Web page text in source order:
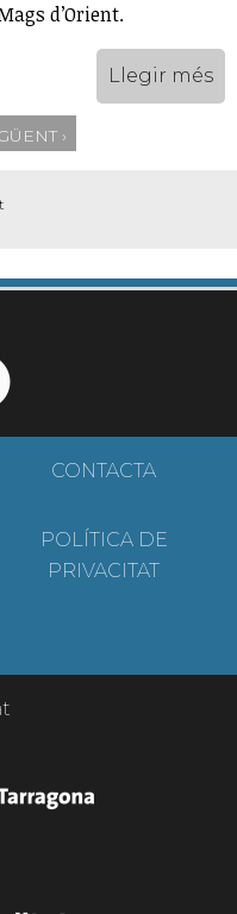
d’Orient.
Llegir més
›
CONTACTA
POLÍTICA DE
PRIVACITAT